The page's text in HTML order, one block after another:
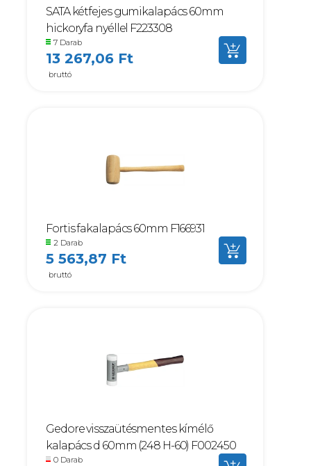
SATA kétfejes gumikalapács 60mm
hickoryfa nyéllel F223308
7 Darab
13 267,06 Ft
bruttó
Fortis fakalapács 60mm F166931
2 Darab
5 563,87 Ft
bruttó
Gedore visszaütésmentes kímélő
kalapács d 60mm (248 H-60) F002450
0 Darab